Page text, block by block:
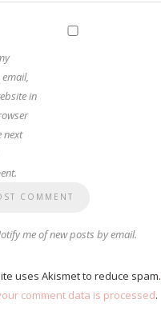
in
next
me of new posts by email.
uses Akismet to reduce spam.
comment data is processed.